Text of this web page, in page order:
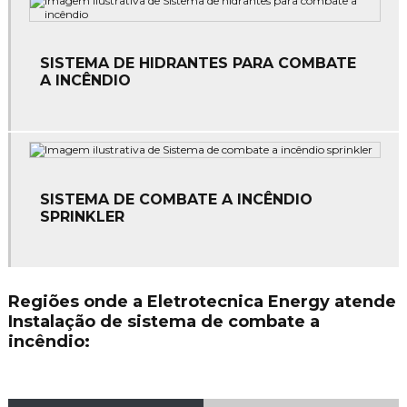
Instalação de alarme de incêndio
Instalação de equipamentos de combate a incêndio
Instalação de hidrantes
Instalação de para raios em mato grosso
Instalação de rede de combate a incêndio
SISTEMA DE HIDRANTES PARA COMBATE
A INCÊNDIO
SISTEMA DE COMBATE A INCÊNDIO
SPRINKLER
Regiões onde a Eletrotecnica Energy atende
Instalação de sistema de combate a
incêndio: